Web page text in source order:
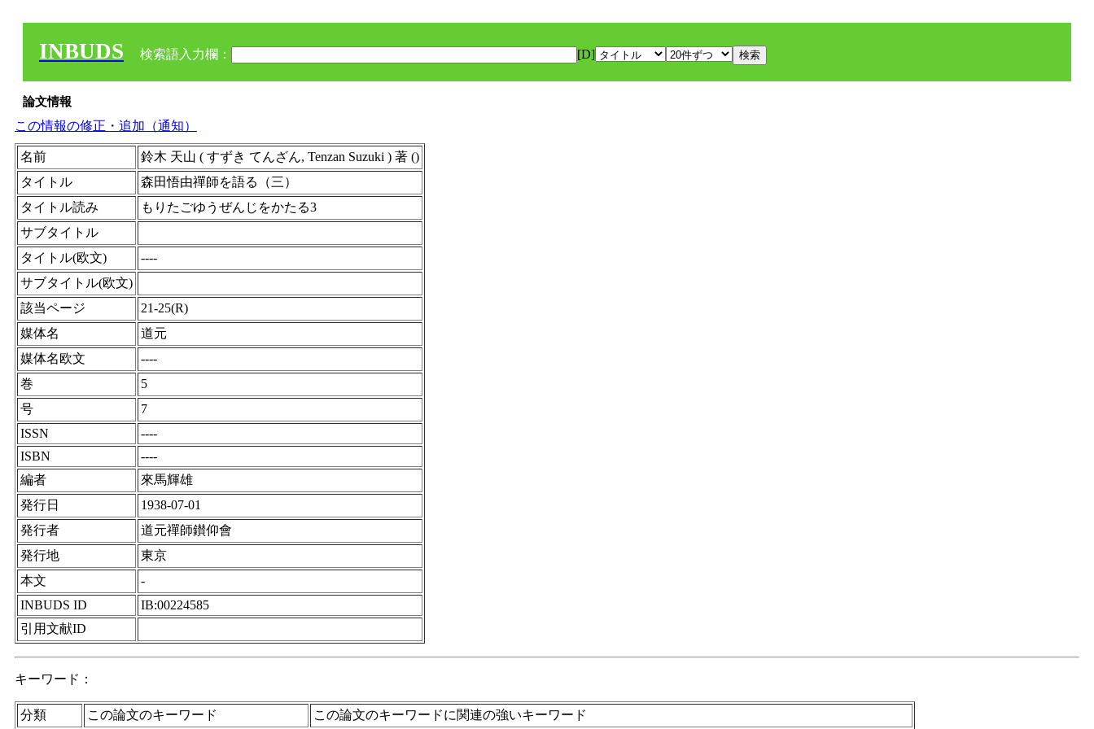
INBUDS 検索語入力欄： [D]
論文情報
この情報の修正・追加（通知）
名前
鈴木 天山 ( すずき てんざん, Tenzan Suzuki ) 著 ()
タイトル
森田悟由禪師を語る（三）
タイトル読み
もりたごゆうぜんじをかたる3
サブタイトル
タイトル(欧文)
----
サブタイトル(欧文)
該当ページ
21-25(R)
媒体名
道元
媒体名欧文
----
巻
5
号
7
ISSN
----
ISBN
----
編者
來馬輝雄
発行日
1938-07-01
発行者
道元禪師鑚仰會
発行地
東京
本文
-
INBUDS ID
IB:00224585
引用文献ID
キーワード：
分類 この論文のキーワード この論文のキーワードに関連の強いキーワード